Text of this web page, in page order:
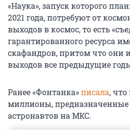
«Наука», запуск которого
2021 года, потребуют от
выходов в космос, то есть
гарантированного ресурса
скафандров, притом что они
выходов все предыдущие
Ранее «Фонтанка»писала,
миллионы, предназначенные
астронавтов на МКС.